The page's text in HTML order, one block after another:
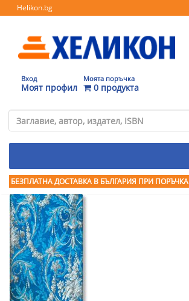
Helikon.bg
Вход
Моят профил
Моята поръчка
0 продукта
БЕЗПЛАТНА ДОСТАВКА В БЪЛГАРИЯ ПРИ ПОРЪЧКА